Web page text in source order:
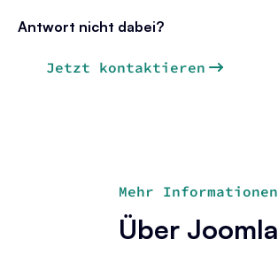
Antwort nicht dabei?
Jetzt kontaktieren
Mehr Informationen
Über Joomla